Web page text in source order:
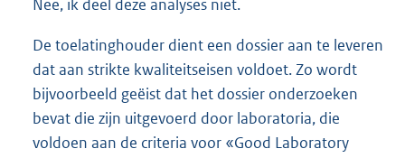
Nee, ik deel deze analyses niet.
De toelatinghouder dient een dossier aan te leveren
dat aan strikte kwaliteitseisen voldoet. Zo wordt
bijvoorbeeld geëist dat het dossier onderzoeken
bevat die zijn uitgevoerd door laboratoria, die
voldoen aan de criteria voor «Good Laboratory